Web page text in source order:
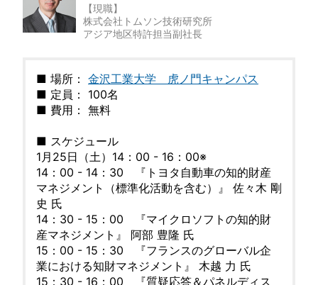
【現職】
株式会社トムソン技術研究所
アジア地区特許担当副社長
■ 場所： 金沢工業大学 虎ノ門キャンパス
■ 定員： 100名
■ 費用： 無料
■ スケジュール
1月25日（土）14：00 - 16：00※
14：00 - 14：30 『トヨタ自動車の知的財産
マネジメント（標準化活動を含む）』 佐々木 剛
史 氏
14：30 - 15：00 『マイクロソフトの知的財
産マネジメント』 阿部 豊隆 氏
15：00 - 15：30 『フランスのグローバル企
業における知財マネジメント』 木越 力 氏
15：30 - 16：00 『質疑応答＆パネルディス